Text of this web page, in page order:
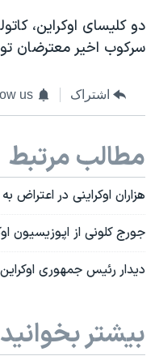
دو کلیسای اوکراین،
سرکوب اخیر معترضان
اشتراک us
مطالب مرتبط
هزاران اوکراینی در اعتراض
جورج کلونی از اپوزیسیون
دیدار رئیس جمهوری
بیشتر بخوانید